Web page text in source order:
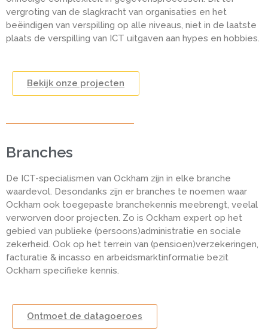
vergroting van de slagkracht van organisaties en het
beëindigen van verspilling op alle niveaus, niet in de laatste
plaats de verspilling van ICT uitgaven aan hypes en hobbies.
Bekijk onze projecten
Branches
De ICT-specialismen van Ockham zijn in elke branche
waardevol. Desondanks zijn er branches te noemen waar
Ockham ook toegepaste branchekennis meebrengt, veelal
verworven door projecten. Zo is Ockham expert op het
gebied van publieke (persoons)administratie en sociale
zekerheid. Ook op het terrein van (pensioen)verzekeringen,
facturatie & incasso en arbeidsmarktinformatie bezit
Ockham specifieke kennis.
Ontmoet de datagoeroes